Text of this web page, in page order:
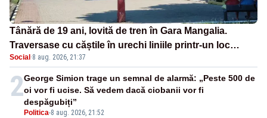
Tânără de 19 ani, lovită de tren în Gara Mangalia.
Traversase cu căștile în urechi liniile printr-un loc
nepermis
Social ·8 aug. 2026, 21:37
2
Politica-8 aug. 2026, 21:52
George Simion trage un semnal de alarmă: „Peste 500 de
oi vor fi ucise. Să vedem dacă ciobanii vor fi
despăgubiți”